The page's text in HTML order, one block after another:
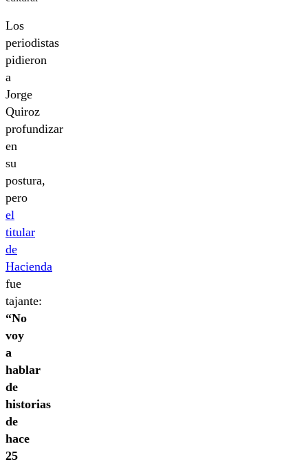
Los
periodistas
pidieron
a
Jorge
Quiroz
profundizar
en
su
postura,
pero
el
titular
de
Hacienda
fue
tajante:
“No
voy
a
hablar
de
historias
de
hace
25